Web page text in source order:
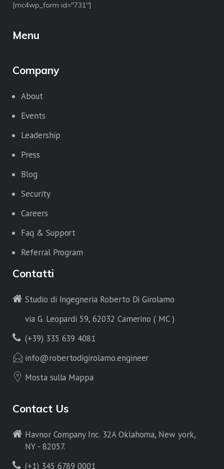
[mc4wp_form id="731"]
Menu
Company
About
Events
Leadership
Press
Blog
Security
Careers
Faq & Support
Referral Program
Contatti
Studio di Ingegneria Roberto Di Girolamo
via G. Leopardi 59, 62032 Camerino ( MC )
(+39) 335 639 4081
info@robertodigirolamo.engineer
Mosta sulla Mappa
Contact Us
Havnor Company Inc. 32A Oklahoma, New york,
NY - 82057.
(+1) 345 6789 0001